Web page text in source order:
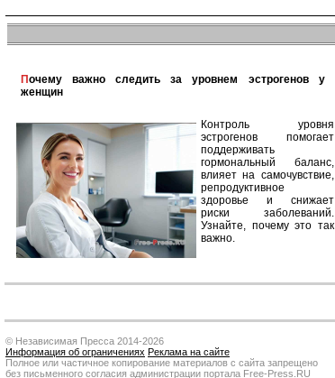
Почему важно следить за уровнем эстрогенов у
женщин
Контроль уровня
эстрогенов помогает
поддерживать
гормональный баланс,
влияет на самочувствие,
репродуктивное
здоровье и снижает
риски заболеваний.
Узнайте, почему это так
важно.
© Независимая Пресса 2014-2026
Информация об ограничениях Реклама на сайте
Полное или частичное копирование материалов с сайта запрещено
без письменного согласия администрации портала Free-Press.RU